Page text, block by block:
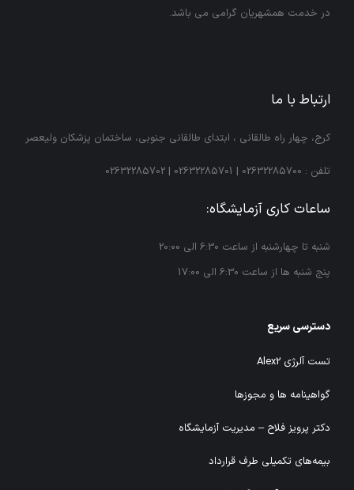
در خدمت همشهریان گرامی می باشد.
ارتباط با ما
كرج، چهار راه طالقانی ، ابتداي طالقانی جنوبي، ساختمان پزشكان وليعصر
تلفن : 02632285700
|
02632285701
|
02632285702
ساعات کاری آزمایشگاه:
شنبه تا چهارشنبه از ساعت 6:30 الی 20:00
پنج شنبه ها از ساعت 6:30 الی 17:00
دسترسی سریع
تست آلرژی Alex2
گواهینامه ها و مجوزها
دکتر پرویز فلاح – مدیریت آزمایشگاه
بیمه‌های تکمیلی طرف قرارداد